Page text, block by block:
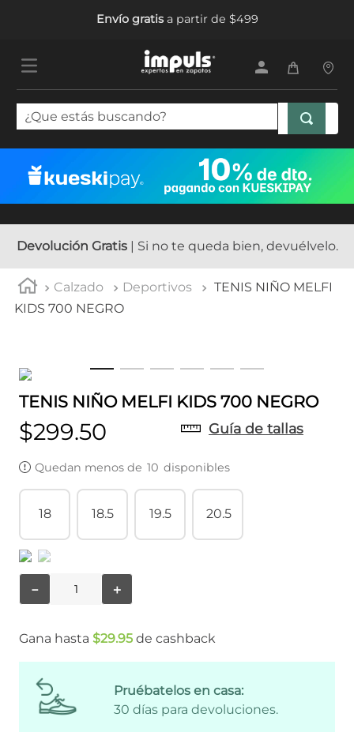
Envío gratisa partir de $499
¿Que estás buscando?
Devolución Gratis| Si no te queda bien, devuélvelo.
Calzado Deportivos
TENIS NIÑO MELFI
KIDS 700 NEGRO
TENIS NIÑO MELFI KIDS 700 NEGRO
$299.50 Guía de tallas
Quedan menos de 10 disponibles
18 18.5 19.5 20.5
＋
－
Gana hasta $29.95 de cashback
Pruébatelos en casa:
30 días para devoluciones.
1.
tenis mujer
tenis hombre
5. tenis niña